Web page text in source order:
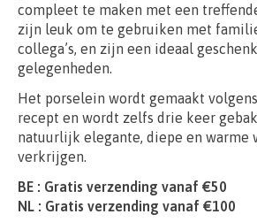
compleet te maken met een
zijn leuk om te gebruiken met
collega’s, en zijn een ideaal
gelegenheden.
Het porselein wordt gemaakt
recept en wordt zelfs drie keer
natuurlijk elegante, diepe en warme
verkrijgen.
BE : Gratis verzending vanaf €50
NL : Gratis verzending vanaf €100